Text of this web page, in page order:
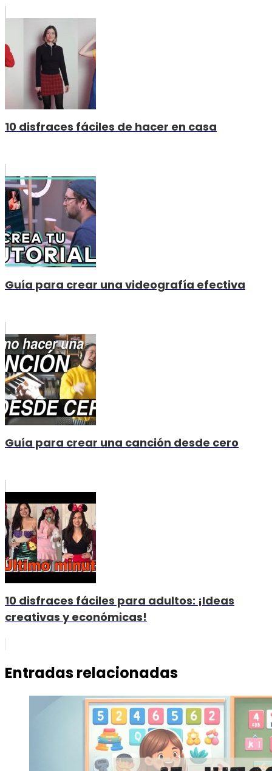
10 disfraces fáciles de hacer en casa
Guía para crear una videografía efectiva
Guía para crear una canción desde cero
10 disfraces fáciles para adultos: ¡Ideas
creativas y económicas!
Entradas relacionadas